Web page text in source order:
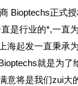
Bioptechs正式
是行业的*,一直
海起发一直秉承
就是为了
意将是我们zui大